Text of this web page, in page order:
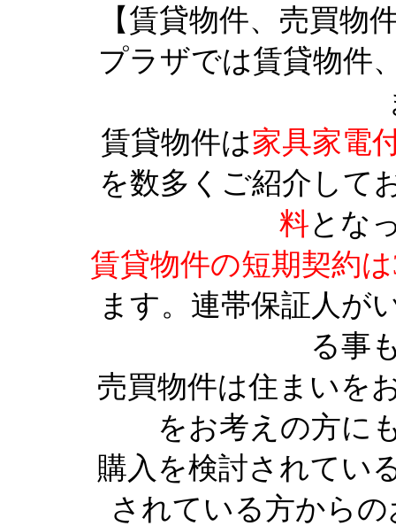
【賃貸物件、売買物
プラザでは賃貸物件
賃貸物件は家具家電
を数多くご紹介して
料とな
賃貸物件の短期契約
ます。連帯保証人が
る事
売買物件は住まいを
をお考えの方に
購入を検討されてい
されている方から